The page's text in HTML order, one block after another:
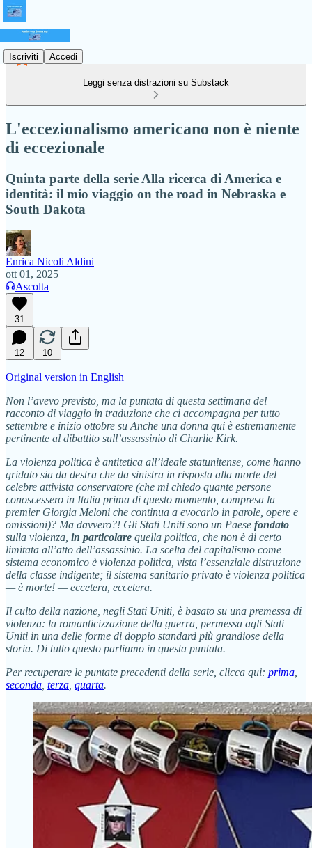
Iscriviti Accedi
Leggi senza distrazioni su Substack
L'eccezionalismo americano non è niente
di eccezionale
Quinta parte della serie Alla ricerca di America e
identità: il mio viaggio on the road in Nebraska e
South Dakota
Enrica Nicoli Aldini
ott 01, 2025
Ascolta
31
12 10
Original version in English
Non l’avevo previsto, ma la puntata di questa settimana del
racconto di viaggio in traduzione che ci accompagna per tutto
settembre e inizio ottobre su Anche una donna qui è estremamente
pertinente al dibattito sull’assassinio di Charlie Kirk.
La violenza politica è antitetica all’ideale statunitense, come hanno
gridato sia da destra che da sinistra in risposta alla morte del
celebre attivista conservatore (che mi chiedo quante persone
conoscessero in Italia prima di questo momento, compresa la
premier Giorgia Meloni che continua a evocarlo in parole, opere e
omissioni)? Ma davvero?! Gli Stati Uniti sono un Paese fondato
sulla violenza, in particolare quella politica, che non è di certo
limitata all’atto dell’assassinio. La scelta del capitalismo come
sistema economico è violenza politica, vista l’essenziale distruzione
della classe indigente; il sistema sanitario privato è violenza politica
— è morte! — eccetera, eccetera.
Il culto della nazione, negli Stati Uniti, è basato su una premessa di
violenza: la romanticizzazione della guerra, permessa agli Stati
Uniti in una delle forme di doppio standard più grandiose della
storia. Di tutto questo parliamo in questa puntata.
Per recuperare le puntate precedenti della serie, clicca qui: prima
seconda terza quarta.